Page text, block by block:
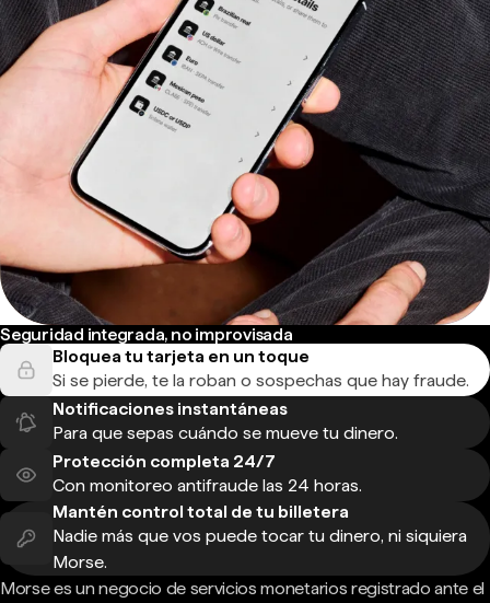
Seguridad integrada, no improvisada
Bloquea tu tarjeta en un toque
Si se pierde, te la roban o sospechas que hay fraude.
Notificaciones instantáneas
Para que sepas cuándo se mueve tu dinero.
Protección completa 24/7
Con monitoreo antifraude las 24 horas.
Mantén control total de tu billetera
Nadie más que vos puede tocar tu dinero, ni siquiera
Morse.
Morse es un negocio de servicios monetarios registrado ante el